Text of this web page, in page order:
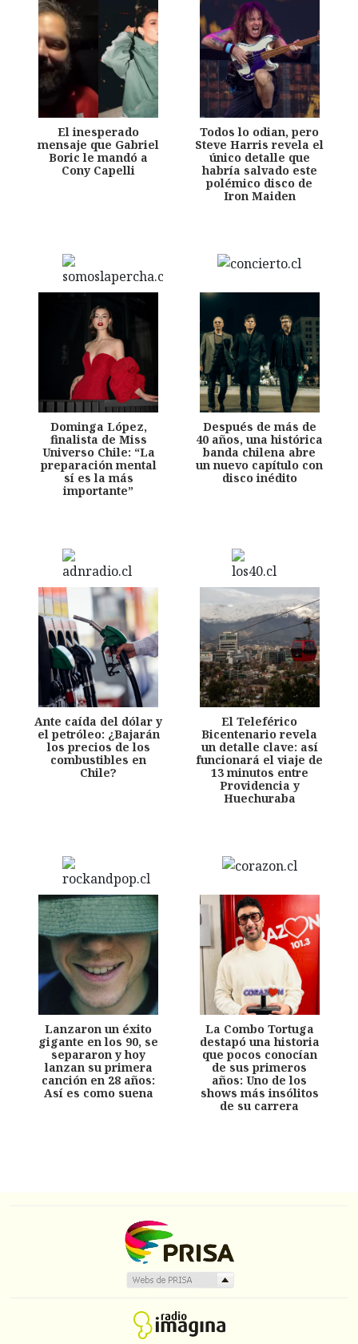
El inesperado
mensaje que Gabriel
Boric le mandó a
Cony Capelli
Todos lo odian, pero
Steve Harris revela el
único detalle que
habría salvado este
polémico disco de
Iron Maiden
Dominga López,
finalista de Miss
Universo Chile: “La
preparación mental
sí es la más
importante”
Después de más de
40 años, una histórica
banda chilena abre
un nuevo capítulo con
disco inédito
Ante caída del dólar y
el petróleo: ¿Bajarán
los precios de los
combustibles en
Chile?
El Teleférico
Bicentenario revela
un detalle clave: así
funcionará el viaje de
13 minutos entre
Providencia y
Huechuraba
Lanzaron un éxito
gigante en los 90, se
separaron y hoy
lanzan su primera
canción en 28 años:
Así es como suena
La Combo Tortuga
destapó una historia
que pocos conocían
de sus primeros
años: Uno de los
shows más insólitos
de su carrera